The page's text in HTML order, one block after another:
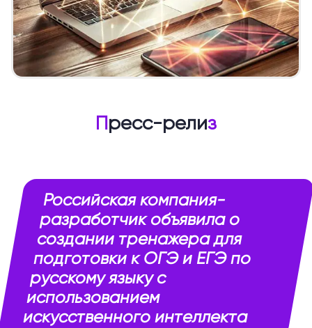
Пресс-релиз
Российская компания-
разработчик объявила о
создании тренажера для
подготовки к ОГЭ и ЕГЭ по
русскому языку с
использованием
искусственного интеллекта